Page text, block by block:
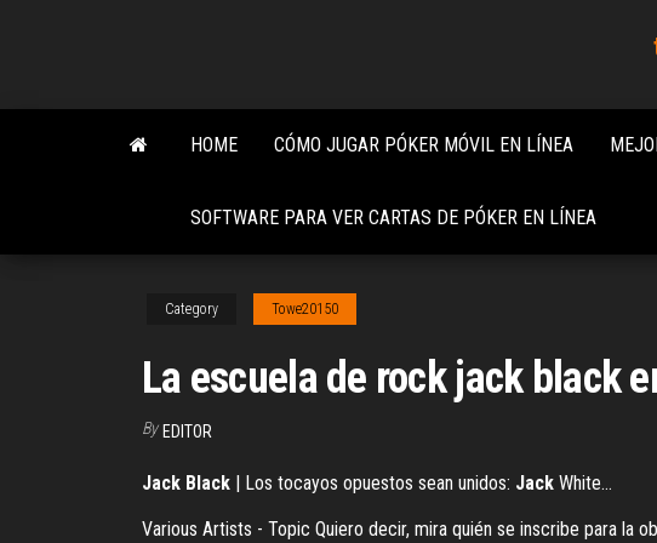
content
HOME CÓMO JUGAR PÓKER MÓVIL EN LÍNEA
SOFTWARE PARA VER CARTAS DE PÓKER EN LÍNEA
Category Towe20150
La escuela de rock jack black
By EDITOR
Jack Black | Los tocayos opuestos sean unidos: Jack White…
Various Artists - Topic Quiero decir, mira quién se inscribe para la